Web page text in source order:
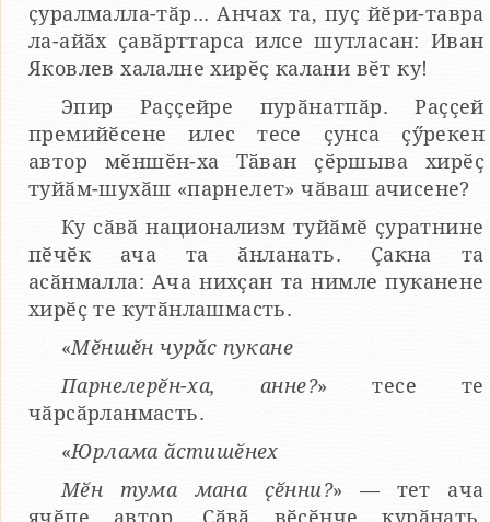
ҫуралмалла-тӑр... Анчах та, пуҫ йӗри-тавра
ла-айӑх ҫавӑрттарса илсе шутласан: Иван
Яковлев халалне хирӗҫ калани вӗт ку!
Эпир Раҫҫейре пурӑнатпӑр. Раҫҫей
премийӗсене илес тесе ҫунса ҫӳрекен
автор мӗншӗн-ха Тӑван ҫӗршыва хирӗҫ
туйӑм-шухӑш «парнелет» чӑваш ачисене?
Ку сӑвӑ национализм туйӑмӗ ҫуратнине
пӗчӗк ача та ӑнланать. Ҫакна та
асӑнмалла: Ача нихҫан та нимле пуканене
хирӗҫ те кутӑнлашмасть.
«Мӗншӗн чурӑс пукане
Парнелерӗн-ха, анне?» тесе те
чӑрсӑрланмасть.
«Юрлама ӑстишӗнех
Мӗн тума мана ҫӗнни?» — тет ача
ячӗпе автор. Сӑвӑ вӗҫӗнче курӑнать,